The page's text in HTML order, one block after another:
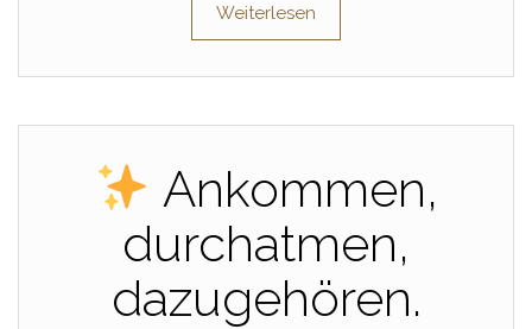
Weiterlesen
Ankommen,
durchatmen,
dazugehören.